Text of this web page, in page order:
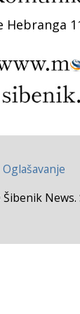
Hebranga
Oglašavanje
News.